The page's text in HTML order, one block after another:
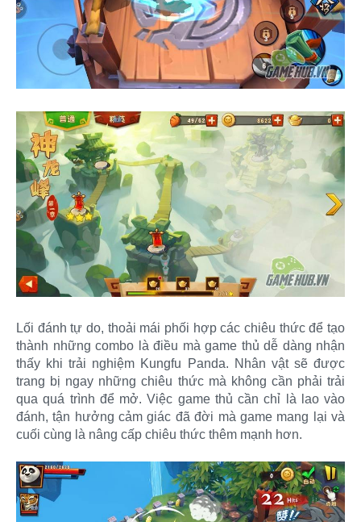
Lối đánh tự do, thoải mái phối hợp các chiêu thức để tạo
thành những combo là điều mà game thủ dễ dàng nhận
thấy khi trải nghiệm Kungfu Panda. Nhân vật sẽ được
trang bị ngay những chiêu thức mà không cần phải trải
qua quá trình để mở. Việc game thủ cần chỉ là lao vào
đánh, tận hưởng cảm giác đã đời mà game mang lại và
cuối cùng là nâng cấp chiêu thức thêm mạnh hơn.